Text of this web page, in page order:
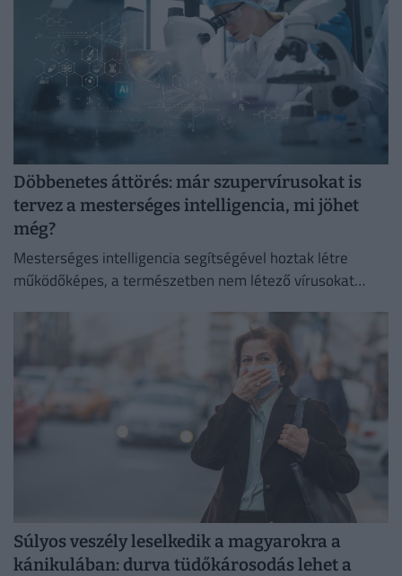
Döbbenetes áttörés: már szupervírusokat is
tervez a mesterséges intelligencia, mi jöhet
még?
Mesterséges intelligencia segítségével hoztak létre
működőképes, a természetben nem létező vírusokat
Súlyos veszély leselkedik a magyarokra a
kánikulában: durva tüdőkárosodás lehet a